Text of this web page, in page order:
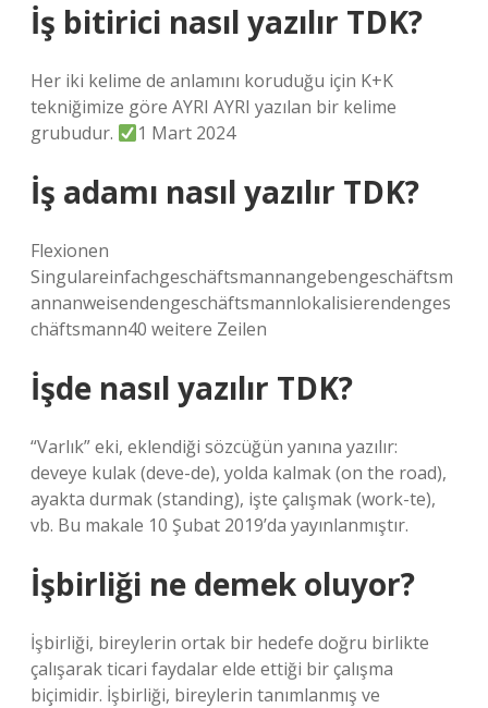
İş bitirici nasıl yazılır TDK?
Her iki kelime de anlamını koruduğu için K+K
tekniğimize göre AYRI AYRI yazılan bir kelime
grubudur.
1 Mart 2024
İş adamı nasıl yazılır TDK?
Flexionen
Singulareinfachgeschäftsmannangebengeschäftsm
annanweisendengeschäftsmannlokalisierendenges
chäftsmann40 weitere Zeilen
İşde nasıl yazılır TDK?
“Varlık” eki, eklendiği sözcüğün yanına yazılır:
deveye kulak (deve-de), yolda kalmak (on the road),
ayakta durmak (standing), işte çalışmak (work-te),
vb. Bu makale 10 Şubat 2019’da yayınlanmıştır.
İşbirliği ne demek oluyor?
İşbirliği, bireylerin ortak bir hedefe doğru birlikte
çalışarak ticari faydalar elde ettiği bir çalışma
biçimidir. İşbirliği, bireylerin tanımlanmış ve